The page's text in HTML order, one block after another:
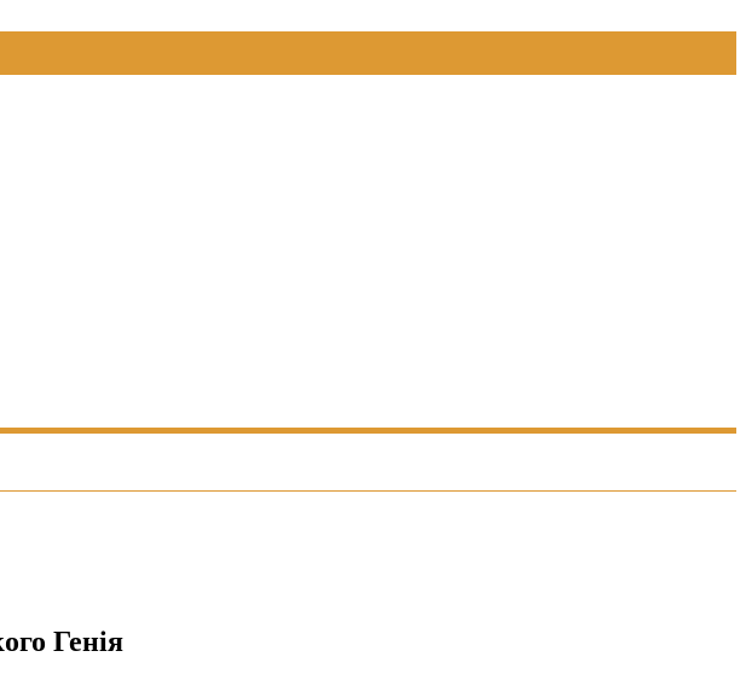
Генія